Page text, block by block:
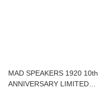
MAD SPEAKERS 1920 10th
ANNIVERSARY LIMITED